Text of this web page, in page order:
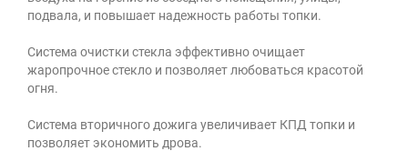
подвала, и повышает надежность работы топки.
Система очистки стекла эффективно очищает
жаропрочное стекло и позволяет любоваться красотой
огня.
Система вторичного дожига увеличивает КПД топки и
позволяет экономить дрова.